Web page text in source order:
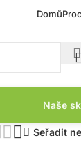
Domů
Naše
Seřadit